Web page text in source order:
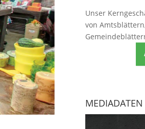
Unser
von
MEDIADATEN